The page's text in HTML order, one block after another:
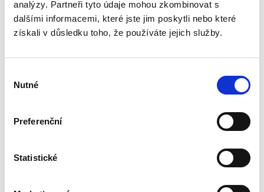
analýzy. Partneři tyto údaje mohou zkombinovat s
dalšími informacemi, které jste jim poskytli nebo které
získali v důsledku toho, že používáte jejich služby.
souhlasu
Nutné
Preferenční
Statistické
dědic a jeho
vydědění
Iveta Vankátová
opominutí, což jsou témata, která se po přijetí